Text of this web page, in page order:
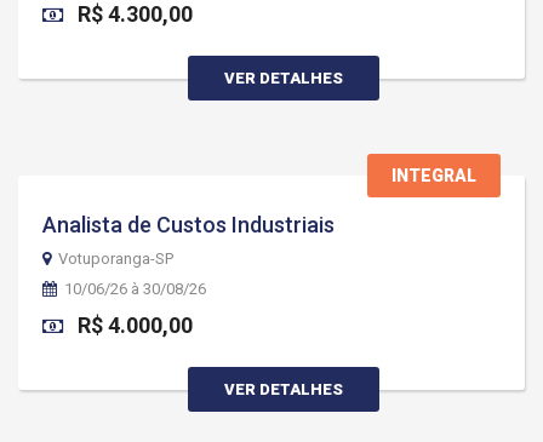
R$ 4.300,00
VER DETALHES
INTEGRAL
Analista de Custos Industriais
Votuporanga-SP
10/06/26 à 30/08/26
R$ 4.000,00
VER DETALHES